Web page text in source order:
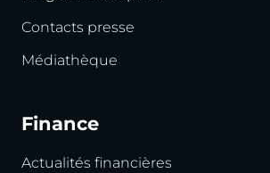
Contacts presse
Médiathèque
Finance
Actualités financières